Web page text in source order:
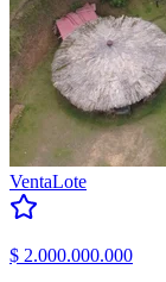
VentaLote
$ 2.000.000.000